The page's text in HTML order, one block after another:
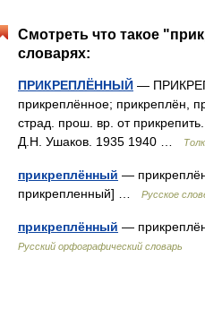
Смотреть что такое
словарях:
ПРИКРЕПЛЁННЫЙ —
прикреплённое; прикреплён,
страд. прош. вр. от
Д.Н. Ушаков. 1935 1940 …
прикреплённый —
прикрепленный] …
Русское
прикреплённый —
Русский орфографический словарь